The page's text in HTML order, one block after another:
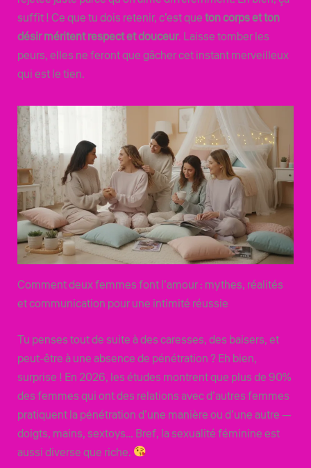
suffit ! Ce que tu dois retenir, c’est queton corps et ton
désir méritent respect et douceur. Laisse tomber les
peurs, elles ne feront que gâcher cet instant merveilleux
qui est le tien.
Comment deux femmes font l’amour : mythes, réalités
et communication pour une intimité réussie
Tu penses tout de suite à des caresses, des baisers, et
peut-être à une absence de pénétration ? Eh bien,
surprise ! En 2026, les études montrent que plus de 90%
des femmes qui ont des relations avec d’autres femmes
pratiquent la pénétration d’une manière ou d’une autre —
doigts, mains, sextoys… Bref, la sexualité féminine est
aussi diverse que riche.